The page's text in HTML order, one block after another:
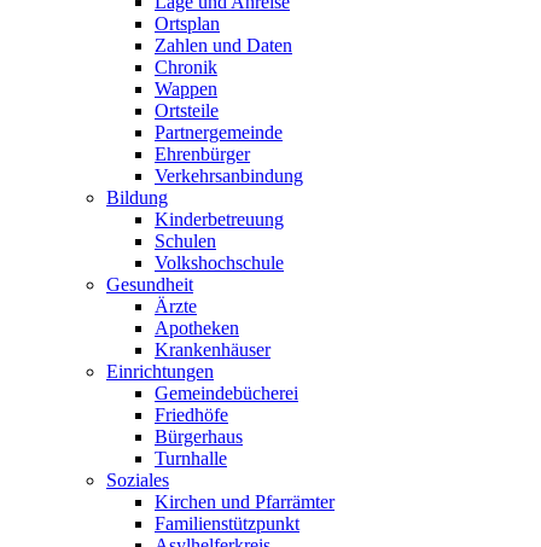
Ortsplan
Zahlen und Daten
Chronik
Wappen
Ortsteile
Partnergemeinde
Ehrenbürger
Verkehrsanbindung
Bildung
Kinderbetreuung
Schulen
Volkshochschule
Gesundheit
Ärzte
Apotheken
Krankenhäuser
Einrichtungen
Gemeindebücherei
Friedhöfe
Bürgerhaus
Turnhalle
Soziales
Kirchen und Pfarrämter
Familienstützpunkt